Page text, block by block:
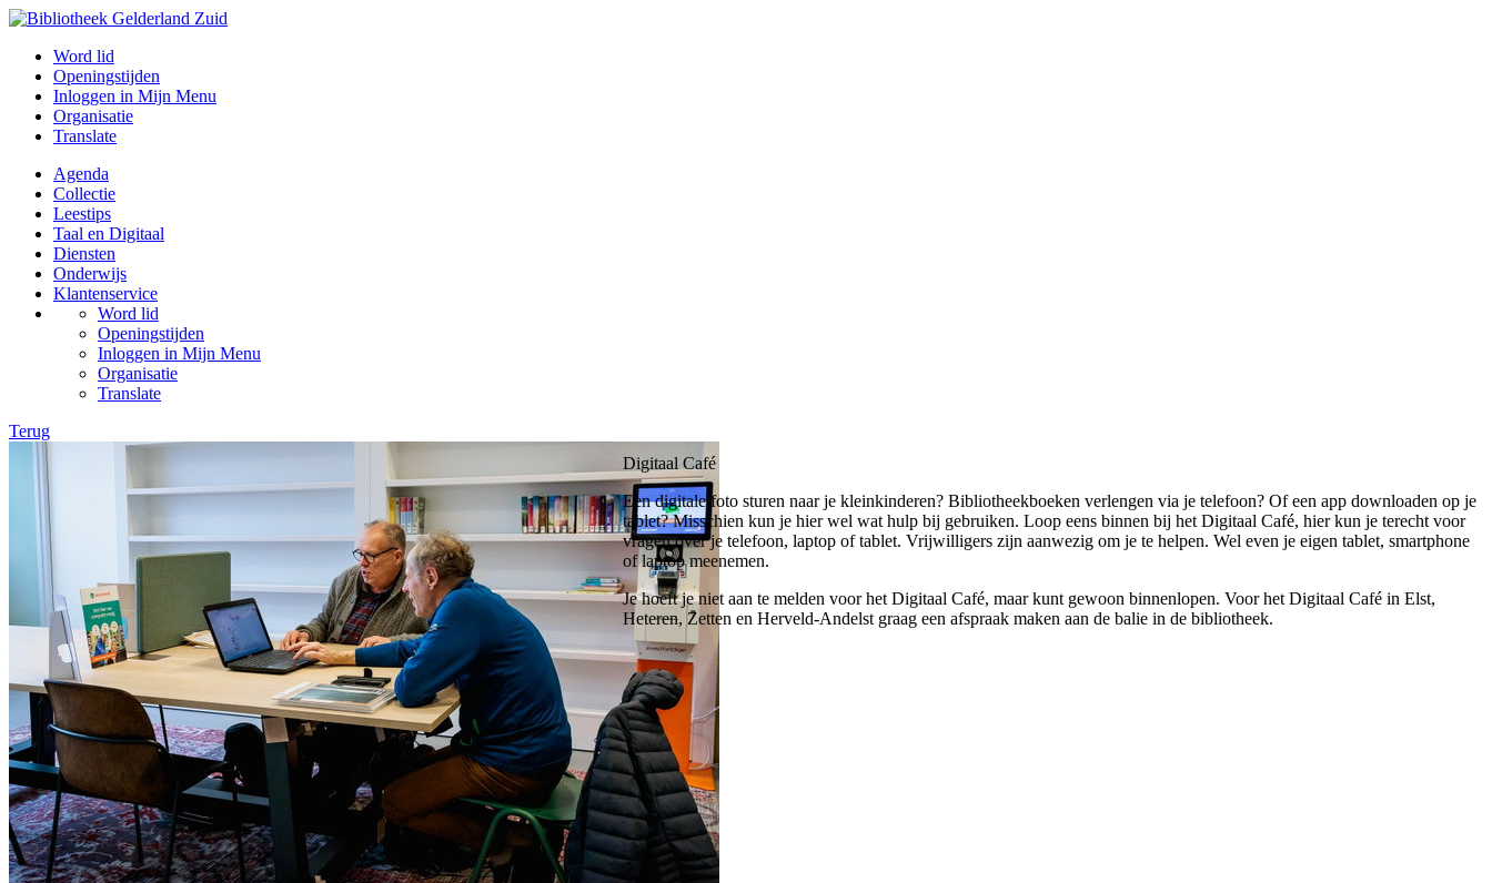
Word lid
Openingstijden
Inloggen in Mijn Menu
Organisatie
Translate
Agenda
Collectie
Leestips
Taal en Digitaal
Diensten
Onderwijs
Klantenservice
Word lid
Openingstijden
Inloggen in Mijn Menu
Organisatie
Translate
Terug
Digitaal Café
Een digitale foto sturen naar je kleinkinderen? Bibliotheekboeken verlengen via je telefoon? Of een app downloaden op je
tablet? Misschien kun je hier wel wat hulp bij gebruiken. Loop eens binnen bij het Digitaal Café, hier kun je terecht voor
vragen over je telefoon, laptop of tablet. Vrijwilligers zijn aanwezig om je te helpen. Wel even je eigen tablet, smartphone
of laptop meenemen.
Je hoeft je niet aan te melden voor het Digitaal Café, maar kunt gewoon binnenlopen. Voor het Digitaal Café in Elst,
Heteren, Zetten en Herveld-Andelst graag een afspraak maken aan de balie in de bibliotheek.